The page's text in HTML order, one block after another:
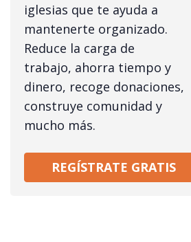
iglesias que te ayuda a
mantenerte organizado.
Reduce la carga de
trabajo, ahorra tiempo y
dinero, recoge donaciones,
construye comunidad y
mucho más.
REGÍSTRATE GRATIS